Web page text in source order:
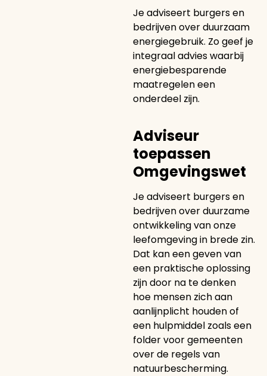
Je adviseert burgers en
bedrijven over duurzaam
energiegebruik. Zo geef je
integraal advies waarbij
energiebesparende
maatregelen een
onderdeel zijn.
Adviseur
toepassen
Omgevingswet
Je adviseert burgers en
bedrijven over duurzame
ontwikkeling van onze
leefomgeving in brede zin.
Dat kan een geven van
een praktische oplossing
zijn door na te denken
hoe mensen zich aan
aanlijnplicht houden of
een hulpmiddel zoals een
folder voor gemeenten
over de regels van
natuurbescherming.